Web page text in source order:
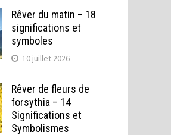
Rêver du matin – 18
significations et
symboles
10 juillet 2026
Rêver de fleurs de
forsythia – 14
Significations et
Symbolismes